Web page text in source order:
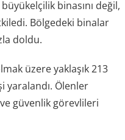
binasını değil,
Bölgedeki binalar
doldu.
üzere yaklaşık 213
yaralandı. Ölenler
güvenlik görevlileri